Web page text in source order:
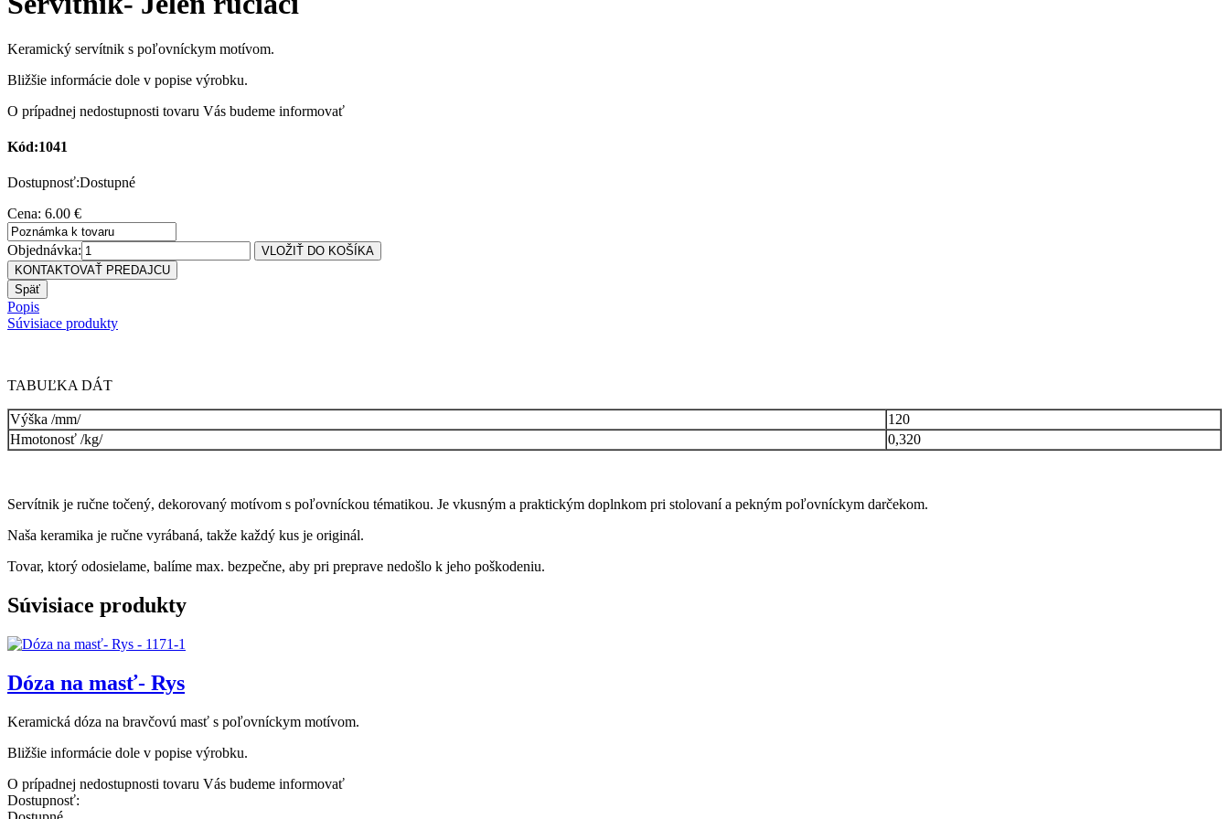
Keramický servítnik s poľovníckym motívom.
Bližšie informácie dole v popise výrobku.
O prípadnej nedostupnosti tovaru Vás budeme informovať
Kód:1041
Dostupnosť:Dostupné
Cena: 6.00 €
Objednávka:
Popis
Súvisiace produkty
TABUĽKA DÁT
Výška /mm/
120
Hmotonosť /kg/
0,320
Servítnik je ručne točený, dekorovaný motívom s poľovníckou tématikou. Je vkusným a praktickým doplnkom pri stolovaní a pekným poľovníckym darčekom.
Naša keramika je ručne vyrábaná, takže každý kus je originál.
Tovar, ktorý odosielame, balíme max. bezpečne, aby pri preprave nedošlo k jeho poškodeniu.
Súvisiace produkty
Dóza na masť- Rys
Keramická dóza na bravčovú masť s poľovníckym motívom.
Bližšie informácie dole v popise výrobku.
O prípadnej nedostupnosti tovaru Vás budeme informovať
Dostupnosť: